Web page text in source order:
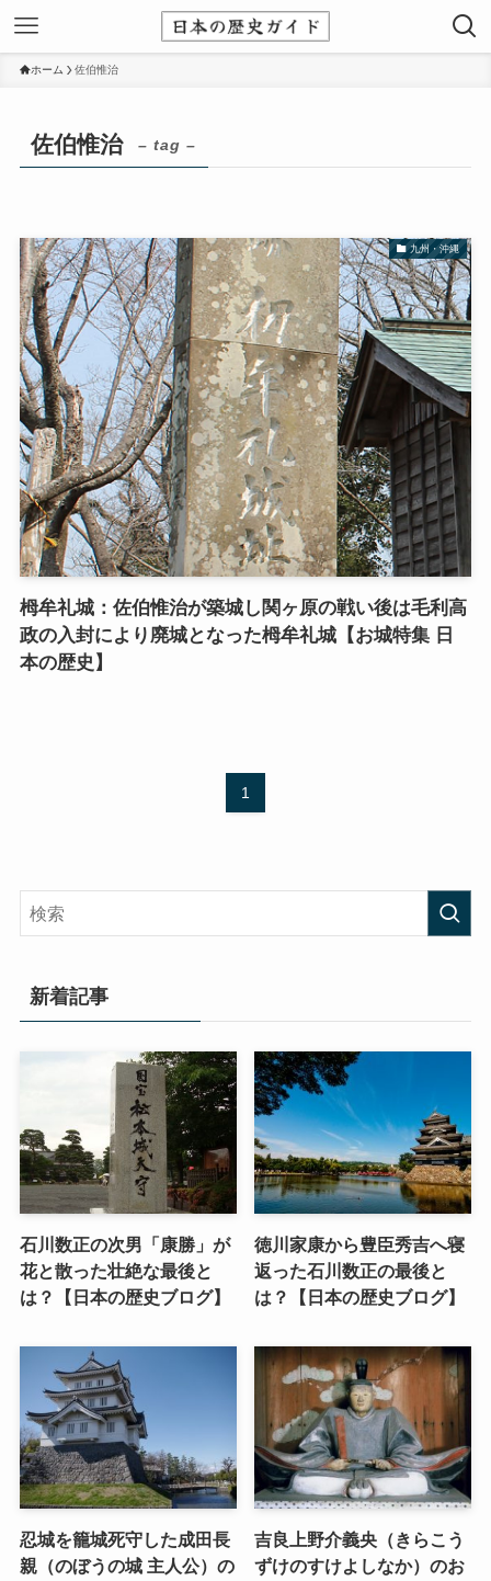
ホーム 佐伯惟治
佐伯惟治 – tag –
九州・沖縄
栂牟礼城：佐伯惟治が築城し関ヶ原の戦い後は毛利高
政の入封により廃城となった栂牟礼城【お城特集 日
本の歴史】
1
新着記事
石川数正の次男「康勝」が
花と散った壮絶な最後と
は？【日本の歴史ブログ】
徳川家康から豊臣秀吉へ寝
返った石川数正の最後と
は？【日本の歴史ブログ】
忍城を籠城死守した成田長
親（のぼうの城 主人公）の
吉良上野介義央（きらこう
ずけのすけよしなか）のお